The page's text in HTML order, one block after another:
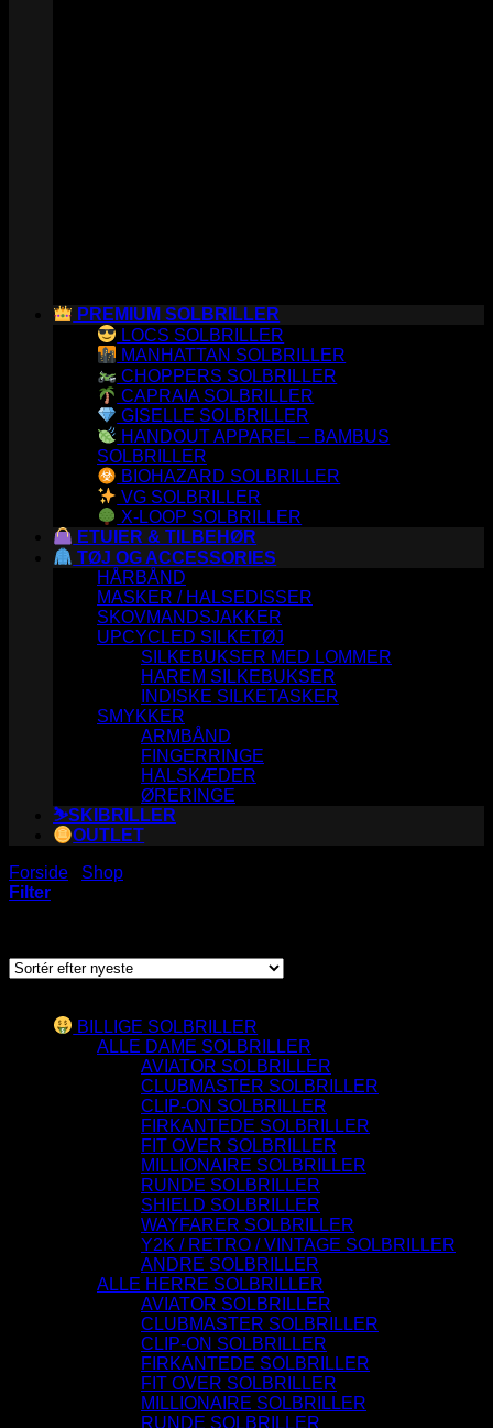
PREMIUM SOLBRILLER
LOCS SOLBRILLER
MANHATTAN SOLBRILLER
CHOPPERS SOLBRILLER
CAPRAIA SOLBRILLER
GISELLE SOLBRILLER
HANDOUT APPAREL – BAMBUS
SOLBRILLER
BIOHAZARD SOLBRILLER
VG SOLBRILLER
X-LOOP SOLBRILLER
ETUIER & TILBEHØR
TØJ OG ACCESSORIES
HÅRBÅND
MASKER / HALSEDISSER
SKOVMANDSJAKKER
UPCYCLED SILKETØJ
SILKEBUKSER MED LOMMER
HAREM SILKEBUKSER
INDISKE SILKETASKER
SMYKKER
ARMBÅND
FINGERRINGE
HALSKÆDER
ØRERINGE
⛷️SKIBRILLER
OUTLET
Forside
Shop
Filter
BILLIGE SOLBRILLER
ALLE DAME SOLBRILLER
AVIATOR SOLBRILLER
CLUBMASTER SOLBRILLER
CLIP-ON SOLBRILLER
FIRKANTEDE SOLBRILLER
FIT OVER SOLBRILLER
MILLIONAIRE SOLBRILLER
RUNDE SOLBRILLER
SHIELD SOLBRILLER
WAYFARER SOLBRILLER
Y2K / RETRO / VINTAGE SOLBRILLER
ANDRE SOLBRILLER
ALLE HERRE SOLBRILLER
AVIATOR SOLBRILLER
CLUBMASTER SOLBRILLER
CLIP-ON SOLBRILLER
FIRKANTEDE SOLBRILLER
FIT OVER SOLBRILLER
MILLIONAIRE SOLBRILLER
RUNDE SOLBRILLER